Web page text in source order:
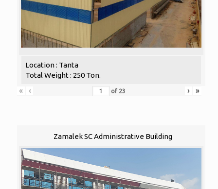
Location : Tanta
Total Weight : 250 Ton.
«
‹ of 23 › »
Zamalek SC Administrative Building